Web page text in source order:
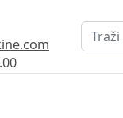
Pretraži
vaš jezik